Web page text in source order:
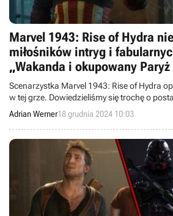
Marvel 1943: Rise of Hydra
miłośników intryg i
„Wakanda i okupowany
lokalizacje”
Scenarzystka Marvel 1943: Rise of Hydra
w tej grze. Dowiedzieliśmy się trochę o
które przyjdzie nam odwiedzić.
Adrian Werner18 grudnia 2024 10:03